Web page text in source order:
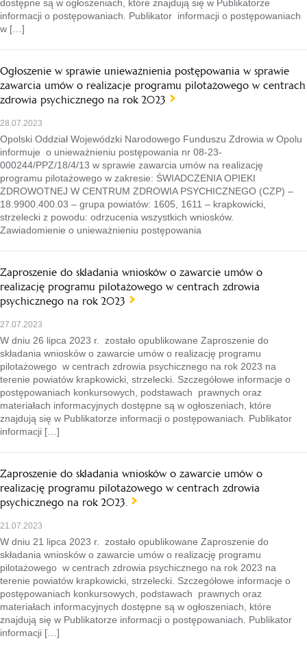
dostępne są w ogłoszeniach, które znajdują się w Publikatorze
informacji o postępowaniach. Publikator informacji o postępowaniach
w […]
Ogłoszenie w sprawie unieważnienia postępowania w sprawie
zawarcia umów o realizacje programu pilotażowego w centrach
zdrowia psychicznego na rok 2023
28.07.2023
Opolski Oddział Wojewódzki Narodowego Funduszu Zdrowia w Opolu
informuje o unieważnieniu postępowania nr 08-23-
000244/PPZ/18/4/13 w sprawie zawarcia umów na realizację
programu pilotażowego w zakresie: ŚWIADCZENIA OPIEKI
ZDROWOTNEJ W CENTRUM ZDROWIA PSYCHICZNEGO (CZP) –
18.9900.400.03 – grupa powiatów: 1605, 1611 – krapkowicki,
strzelecki z powodu: odrzucenia wszystkich wniosków.
Zawiadomienie o unieważnieniu postępowania
Zaproszenie do składania wniosków o zawarcie umów o
realizację programu pilotażowego w centrach zdrowia
psychicznego na rok 2023
27.07.2023
W dniu 26 lipca 2023 r. zostało opublikowane Zaproszenie do
składania wniosków o zawarcie umów o realizację programu
pilotażowego w centrach zdrowia psychicznego na rok 2023 na
terenie powiatów krapkowicki, strzelecki. Szczegółowe informacje o
postępowaniach konkursowych, podstawach prawnych oraz
materiałach informacyjnych dostępne są w ogłoszeniach, które
znajdują się w Publikatorze informacji o postępowaniach. Publikator
informacji […]
Zaproszenie do składania wniosków o zawarcie umów o
realizację programu pilotażowego w centrach zdrowia
psychicznego na rok 2023.
21.07.2023
W dniu 21 lipca 2023 r. zostało opublikowane Zaproszenie do
składania wniosków o zawarcie umów o realizację programu
pilotażowego w centrach zdrowia psychicznego na rok 2023 na
terenie powiatów krapkowicki, strzelecki. Szczegółowe informacje o
postępowaniach konkursowych, podstawach prawnych oraz
materiałach informacyjnych dostępne są w ogłoszeniach, które
znajdują się w Publikatorze informacji o postępowaniach. Publikator
informacji […]